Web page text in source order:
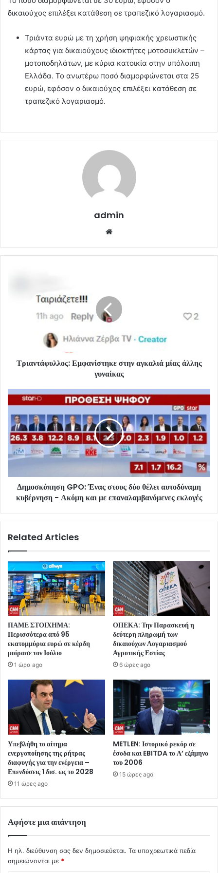
δικαιούχος επιλέξει κατάθεση σε τραπεζικό λογαριασμό.
Τριάντα ευρώ με τη χρήση ψηφιακής χρεωστικής
κάρτας για δικαιούχους ιδιοκτήτες μοτοσυκλετών –
μοτοποδηλάτων, με κύρια κατοικία στην υπόλοιπη
Ελλάδα. Το ανωτέρω ποσό διαμορφώνεται στα 25
ευρώ, εφόσον ο δικαιούχος επιλέξει κατάθεση σε
τραπεζικό λογαριασμό.
admin
Τριαντάφυλλος: Εμφανίστηκε στην αγκαλιά μίας άλλης
γυναίκας
Δημοσκόπηση GPO: Ένας στους δύο θέλει αυτοδύναμη
κυβέρνηση - Ακόμη και με επαναλαμβανόμενες εκλογές
Related Articles
ΠΑΜΕ ΣΤΟΙΧΗΜΑ:
Περισσότερα από 95
εκατομμύρια ευρώ σε κέρδη
μοίρασε τον Ιούλιο
1 ώρα ago
ΟΠΕΚΑ: Την Παρασκευή η
δεύτερη πληρωμή των
δικαιούχων Λογαριασμού
Αγροτικής Εστίας
6 ώρες ago
Υπεβλήθη το αίτημα
ενεργοποίησης της ρήτρας
διαφυγής για την ενέργεια –
Επενδύσεις 1 δισ. ως το 2028
11 ώρες ago
METLEN: Ιστορικό ρεκόρ σε
έσοδα και EBITDA το Α’ εξάμηνο
του 2006
15 ώρες ago
Αφήστε μια απάντηση
Η ηλ. διεύθυνση σας δεν δημοσιεύεται. Τα υποχρεωτικά πεδία
σημειώνονται με *